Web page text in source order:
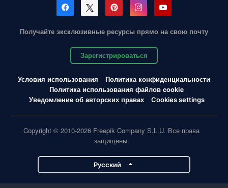
Получайте эксклюзивные ресурсы прямо на свою почту
Зарегистрироваться
Условия использования
Политика конфиденциальности
Политика использования файлов cookie
Уведомление об авторских правах
Cookies settings
Copyright © 2010-2026 Freepik Company S.L.U. Все права
защищены.
Pусский